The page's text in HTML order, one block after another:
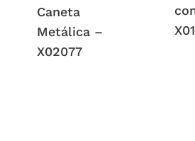
Caneta
Metálica –
X02077